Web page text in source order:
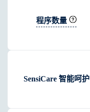
程序数量
SensiCare 智能呵护